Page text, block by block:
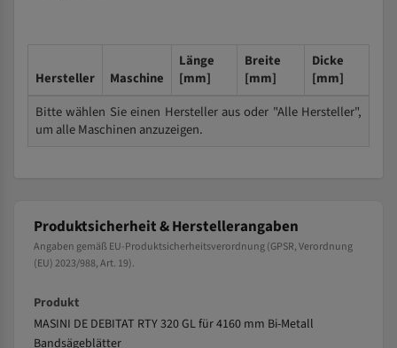
Hersteller Maschine
Länge
[mm]
Breite
[mm]
Dicke
[mm]
Bitte wählen Sie einen Hersteller aus oder "Alle Hersteller",
um alle Maschinen anzuzeigen.
Produktsicherheit & Herstellerangaben
Angaben gemäß EU-Produktsicherheitsverordnung (GPSR, Verordnung
(EU) 2023/988, Art. 19).
Produkt
MASINI DE DEBITAT RTY 320 GL für 4160 mm Bi-Metall
Bandsägeblätter